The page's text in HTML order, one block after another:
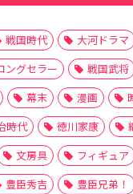
戦国時代 大河ドラマ
ングセラー 戦国武将
幕末 漫画
時代 徳川家康
文房具 フィギュア
豊臣秀吉 豊臣兄弟！